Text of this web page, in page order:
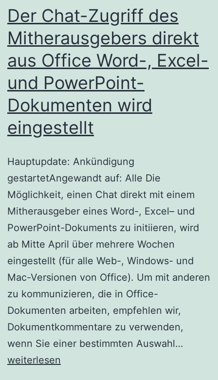
Der Chat-Zugriff des
Mitherausgebers direkt
aus Office Word-, Excel-
und PowerPoint-
Dokumenten wird
eingestellt
Hauptupdate: Ankündigung
gestartetAngewandt auf: Alle Die
Möglichkeit, einen Chat direkt mit einem
Mitherausgeber eines Word-, Excel– und
PowerPoint-Dokuments zu initiieren, wird
ab Mitte April über mehrere Wochen
eingestellt (für alle Web-, Windows- und
Mac-Versionen von Office). Um mit anderen
zu kommunizieren, die in Office-
Dokumenten arbeiten, empfehlen wir,
Dokumentkommentare zu verwenden,
wenn Sie einer bestimmten Auswahl…
weiterlesen